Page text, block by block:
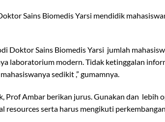
Sains Biomedis Yarsi mendidik
Doktor Sains Biomedis Yarsi jumlah
laboratorium modern. Tidak ketinggalan
sedikit ,” gumamnya.
Prof Ambar berikan jurus. Gunakan dan lebih
serta harus mengikuti perkembangan